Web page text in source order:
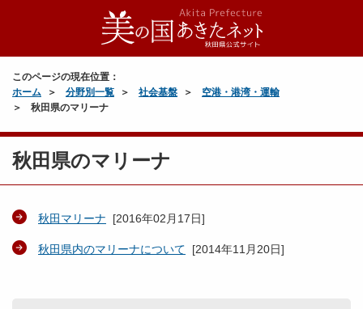
このページの現在位置：
ホーム
分野別一覧 社会基盤
空港・港湾・運輸
秋田県のマリーナ
秋田県のマリーナ
秋田マリーナ [2016年02月17日]
秋田県内のマリーナについて [2014年11月20日]